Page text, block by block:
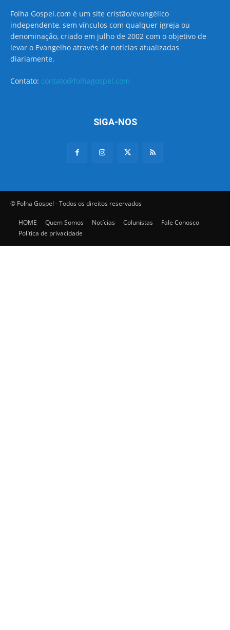
Folha Gospel.com é um site cristão/evangélico
independente, sem vínculos com qualquer igreja ou
denominação, criado em julho de 2002 com o objetivo de
levar o Evangelho através de notícias atualizadas
diariamente.
Contato: contato@folhagospel.com
SIGA-NOS
© Folha Gospel - Todos os direitos reservados
HOME Quem Somos Notícias Colunistas
Fale Conosco
Política de privacidade